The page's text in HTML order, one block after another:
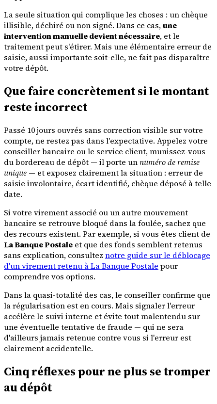
La seule situation qui complique les choses : un chèque
illisible, déchiré ou non signé. Dans ce cas,une
intervention manuelle devient nécessaire, et le
traitement peut s'étirer. Mais une élémentaire erreur de
saisie, aussi importante soit-elle, ne fait pas disparaître
votre dépôt.
Que faire concrètement si le montant
reste incorrect
Passé 10 jours ouvrés sans correction visible sur votre
compte, ne restez pas dans l'expectative. Appelez votre
conseiller bancaire ou le service client, munissez-vous
du bordereau de dépôt — il porte un numéro de remise
unique — et exposez clairement la situation : erreur de
saisie involontaire, écart identifié, chèque déposé à telle
date.
Si votre virement associé ou un autre mouvement
bancaire se retrouve bloqué dans la foulée, sachez que
des recours existent. Par exemple, si vous êtes client de
La Banque Postale et que des fonds semblent retenus
sans explication, consultez notre guide sur le déblocage
d'un virement retenu à La Banque Postale pour
comprendre vos options.
Dans la quasi-totalité des cas, le conseiller confirme que
la régularisation est en cours. Mais signaler l'erreur
accélère le suivi interne et évite tout malentendu sur
une éventuelle tentative de fraude — qui ne sera
d'ailleurs jamais retenue contre vous si l'erreur est
clairement accidentelle.
Cinq réflexes pour ne plus se tromper
au dépôt